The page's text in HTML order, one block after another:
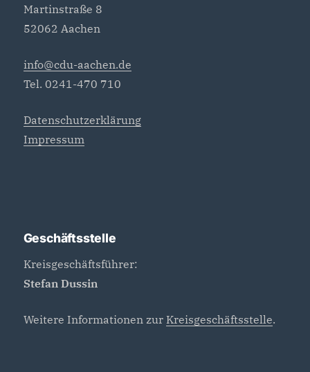
Martinstraße 8
52062 Aachen
info@cdu-aachen.de
Tel. 0241-470 710
Datenschutzerklärung
Impressum
Geschäftsstelle
Kreisgeschäftsführer:
Stefan Dussin
Weitere Informationen zur Kreisgeschäftsstelle.